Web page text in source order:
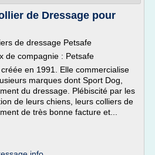
de Dressage pour
de dressage Petsafe
de compagnie : Petsafe
en 1991. Elle commercialise
marques dont Sport Dog,
du dressage. Plébiscité par les
de leurs chiens, leurs colliers de
de très bonne facture et...